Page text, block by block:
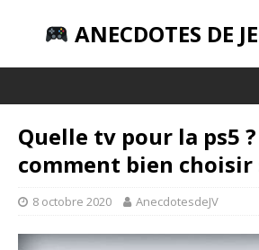
ANECDOTES DE
Quelle tv pour la ps5
comment bien choisir
8 octobre 2020 AnecdotesdeJV